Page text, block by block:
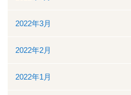
2022年3月
2022年2月
2022年1月